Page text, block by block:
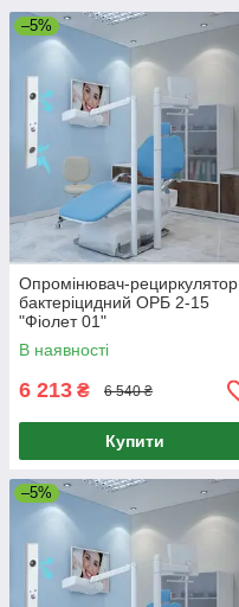
–5%
Опромінювач-рециркулятор
бактеріцидний ОРБ 2-15
"Фіолет 01"
В наявності
6 213 ₴ 6 540 ₴
Купити
–5%